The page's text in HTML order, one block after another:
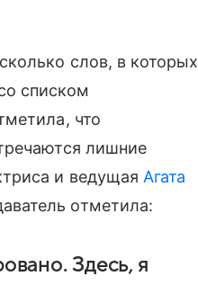
слов, в которых
списком
что
лишние
и ведущая Агата
отметила:
Здесь, я